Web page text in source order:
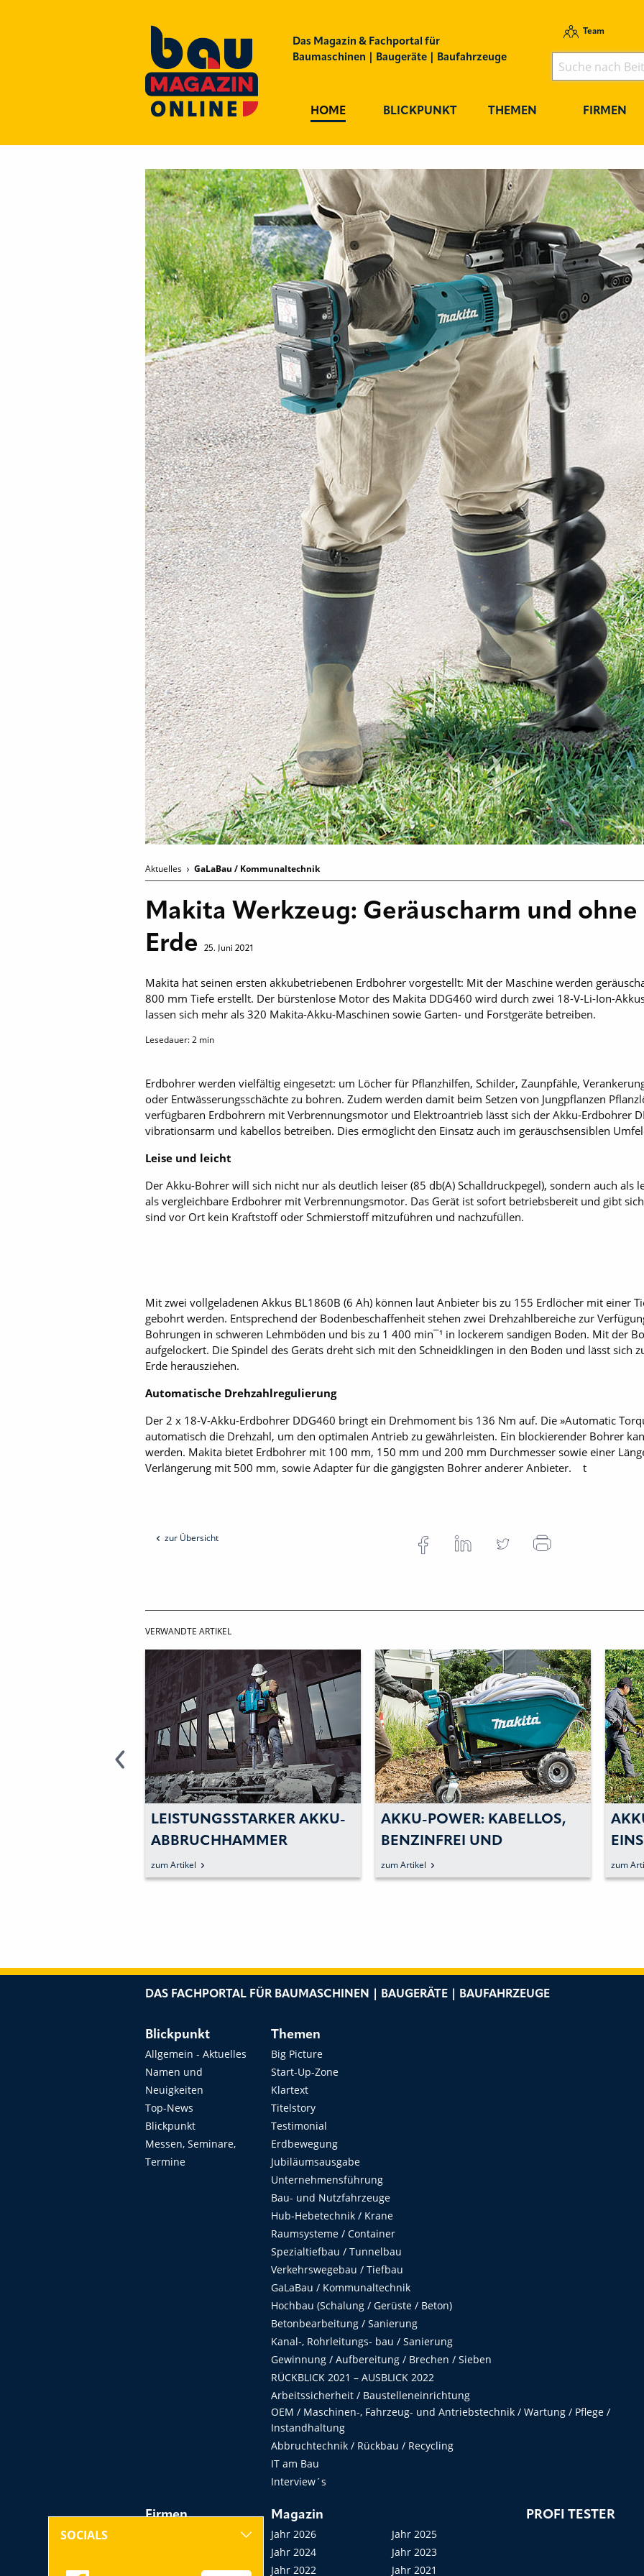
Das Magazin & Fachportal für
Baumaschinen | Baugeräte | Baufahrzeuge
Team
HOME BLICKPUNKT THEMEN FIRMEN
Aktuelles GaLaBau / Kommunaltechnik
Makita Werkzeug: Geräuscharm und
Erde
25. Juni 2021
Makita hat seinen ersten akkubetriebenen Erdbohrer vorgestellt: Mit der Maschine werden
800 mm Tiefe erstellt. Der bürstenlose Motor des Makita DDG460 wird durch zwei 18-V-Li-Ion-
lassen sich mehr als 320 Makita-Akku-Maschinen sowie Garten- und Forstgeräte betreiben.
Lesedauer:2 min
Erdbohrer werden vielfältig eingesetzt: um Löcher für Pflanzhilfen, Schilder, Zaunpfähle,
oder Entwässerungsschächte zu bohren. Zudem werden damit beim Setzen von Jungpflanzen
verfügbaren Erdbohrern mit Verbrennungsmotor und Elektroantrieb lässt sich der Akku-Erdbohrer
vibrationsarm und kabellos betreiben. Dies ermöglicht den Einsatz auch im geräuschsen­siblen
Leise und leicht
Der Akku-Bohrer will sich nicht nur als deutlich leiser (85 db(A) Schalldruckpegel), sondern auch als
als vergleichbare Erdbohrer mit Verbrennungsmotor. Das Gerät ist sofort betriebsbereit und gibt
sind vor Ort kein Kraftstoff oder Schmierstoff mitzuführen und nachzufüllen.
Mit zwei vollgeladenen Akkus BL1860B (6 Ah) können laut Anbieter bis zu 155 Erdlöcher mit einer
gebohrt werden. Entsprechend der Bodenbeschaffenheit stehen zwei Drehzahlbereiche zur
Bohrungen in schweren Lehmböden und bis zu 1 400 min¯¹ in lockerem sandigen Boden. Mit der
aufgelockert. Die Spindel des Geräts dreht sich mit den Schneidklingen in den Boden und lässt sich
Erde herausziehen.
Automatische Drehzahlregulierung
Der 2 x 18-V-Akku-Erdbohrer DDG460 bringt ein Drehmoment bis 136 Nm auf. Die »Automatic
automatisch die Drehzahl, um den optimalen Antrieb zu gewährleisten. Ein blockierender Bohrer
werden. Makita bietet Erdbohrer mit 100 mm, 150 mm und 200 mm Durch­messer sowie einer
Verlängerung mit 500 mm, sowie Adapter für die gängigsten Bohrer anderer Anbieter. t
zur Übersicht
VERWANDTE ARTIKEL
LEISTUNGSSTARKER AKKU-
ABBRUCHHAMMER
zum Artikel
AKKU-POWER: KABELLOS,
BENZINFREI UND
LEISTUNGSSTARK ARBEITEN
zum Artikel zum
DAS FACHPORTAL FÜR BAUMASCHINEN | BAUGERÄTE | BAUFAHRZEUGE
Blickpunkt
Allgemein - Aktuelles
Namen und
Neuigkeiten
Top-News
Blickpunkt
Messen, Seminare,
Termine
Themen
Big Picture
Start-Up-Zone
Klartext
Titelstory
Testimonial
Erdbewegung
Jubiläumsausgabe
Unternehmensführung
Bau- und Nutzfahrzeuge
Hub-Hebetechnik / Krane
Raumsysteme / Container
Spezialtiefbau / Tunnelbau
Verkehrswegebau / Tiefbau
GaLaBau / Kommunaltechnik
Hochbau (Schalung / Gerüste / Beton)
Betonbearbeitung / Sanierung
Kanal-, Rohrleitungs- bau / Sanierung
Gewinnung / Aufbereitung / Brechen / Sieben
RÜCKBLICK 2021 – AUSBLICK 2022
Arbeitssicherheit / Baustelleneinrichtung
OEM / Maschinen-, Fahrzeug- und Antriebstechnik / Wartung / Pflege /
Instandhaltung
Abbruchtechnik / Rückbau / Recycling
IT am Bau
Interview´s
Firmen
Messen, Seminare,
Magazin
Jahr 2026
Jahr 2025
Jahr 2024
Jahr 2023
Jahr 2022
Jahr 2021
PROFI TESTER
SOCIALS